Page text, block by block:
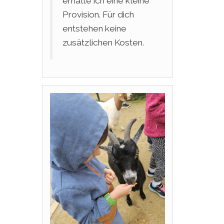
Provision. Für dich
entstehen keine
zusätzlichen Kosten.